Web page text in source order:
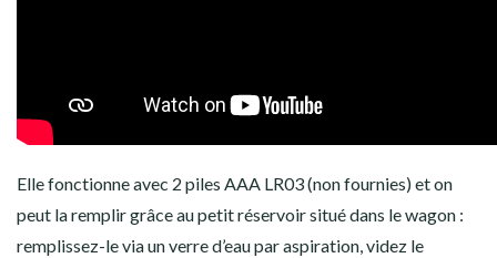
Elle fonctionne avec 2 piles AAA LR03 (non fournies) et on
peut la remplir grâce au petit réservoir situé dans le wagon :
remplissez-le via un verre d’eau par aspiration, videz le